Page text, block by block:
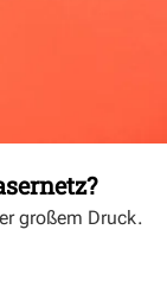
großem Druck.